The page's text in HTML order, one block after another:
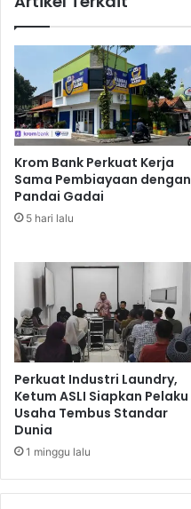
t
a
I
n
i
P
e
y
b
n
y
a
o
e
S
k
y
Krom Bank Perkuat Kerja
Sama Pembiayaan dengan
Pandai Gadai
5 hari lalu
Perkuat Industri Laundry,
Ketum ASLI Siapkan Pelaku
Usaha Tembus Standar
Dunia
1 minggu lalu